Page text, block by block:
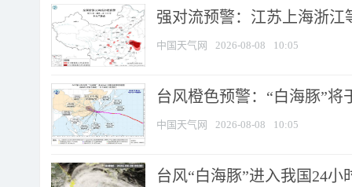
强对流预警：江苏上海浙江
中国天气网 2026-08-08 10:05
台风橙色预警：“白海豚”将
中国天气网 2026-08-08 10:05
台风“白海豚”进入我国24